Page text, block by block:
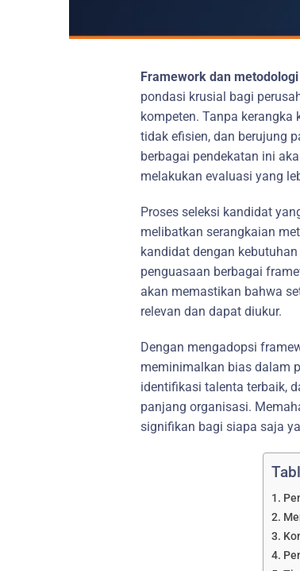
Framework dan
pondasi krusial bagi
kompeten. Tanpa kerangka
tidak efisien, dan berujung
berbagai pendekatan ini
melakukan evaluasi yang
Proses seleksi kandidat
melibatkan serangkaian
kandidat dengan
penguasaan berbagai
akan memastikan bahwa
relevan dan dapat diukur.
Dengan mengadopsi
meminimalkan bias dalam
identifikasi talenta terbaik,
panjang organisasi.
signifikan bagi siapa saja